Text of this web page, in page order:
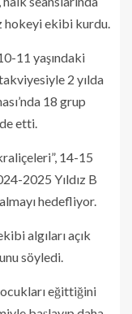
hokeyi ekibi kurdu.
11 yaşındaki
2 yılda
18 grup
etti.
14-15
2025 Yıldız B
hedefliyor.
algıları açık
söyledi.
eğittiğini